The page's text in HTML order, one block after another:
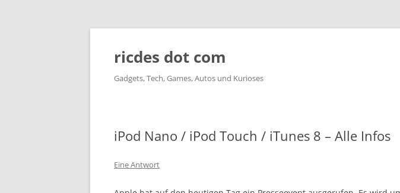
ricdes dot com
Gadgets, Tech, Games, Autos und Kurioses
iPod Nano / iPod Touch / iTunes 8 – Alle Infos
Eine Antwort